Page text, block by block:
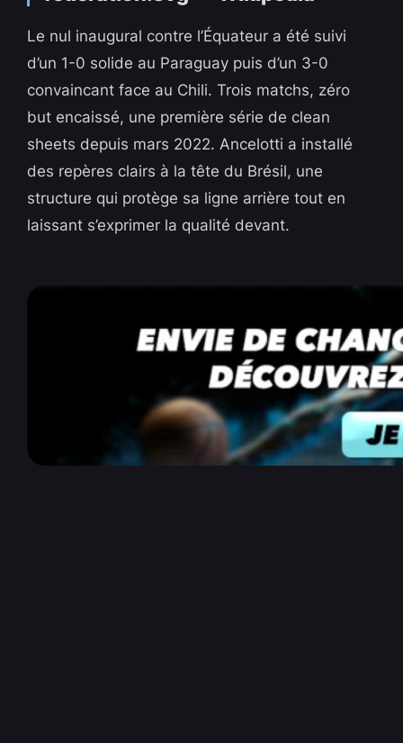
Le nul inaugural contre l’Équateur a été suivi
d’un 1-0 solide au Paraguay puis d’un 3-0
convaincant face au Chili. Trois matchs, zéro
but encaissé, une première série de clean
sheets depuis mars 2022. Ancelotti a installé
des repères clairs à la tête du Brésil, une
structure qui protège sa ligne arrière tout en
laissant s’exprimer la qualité devant.